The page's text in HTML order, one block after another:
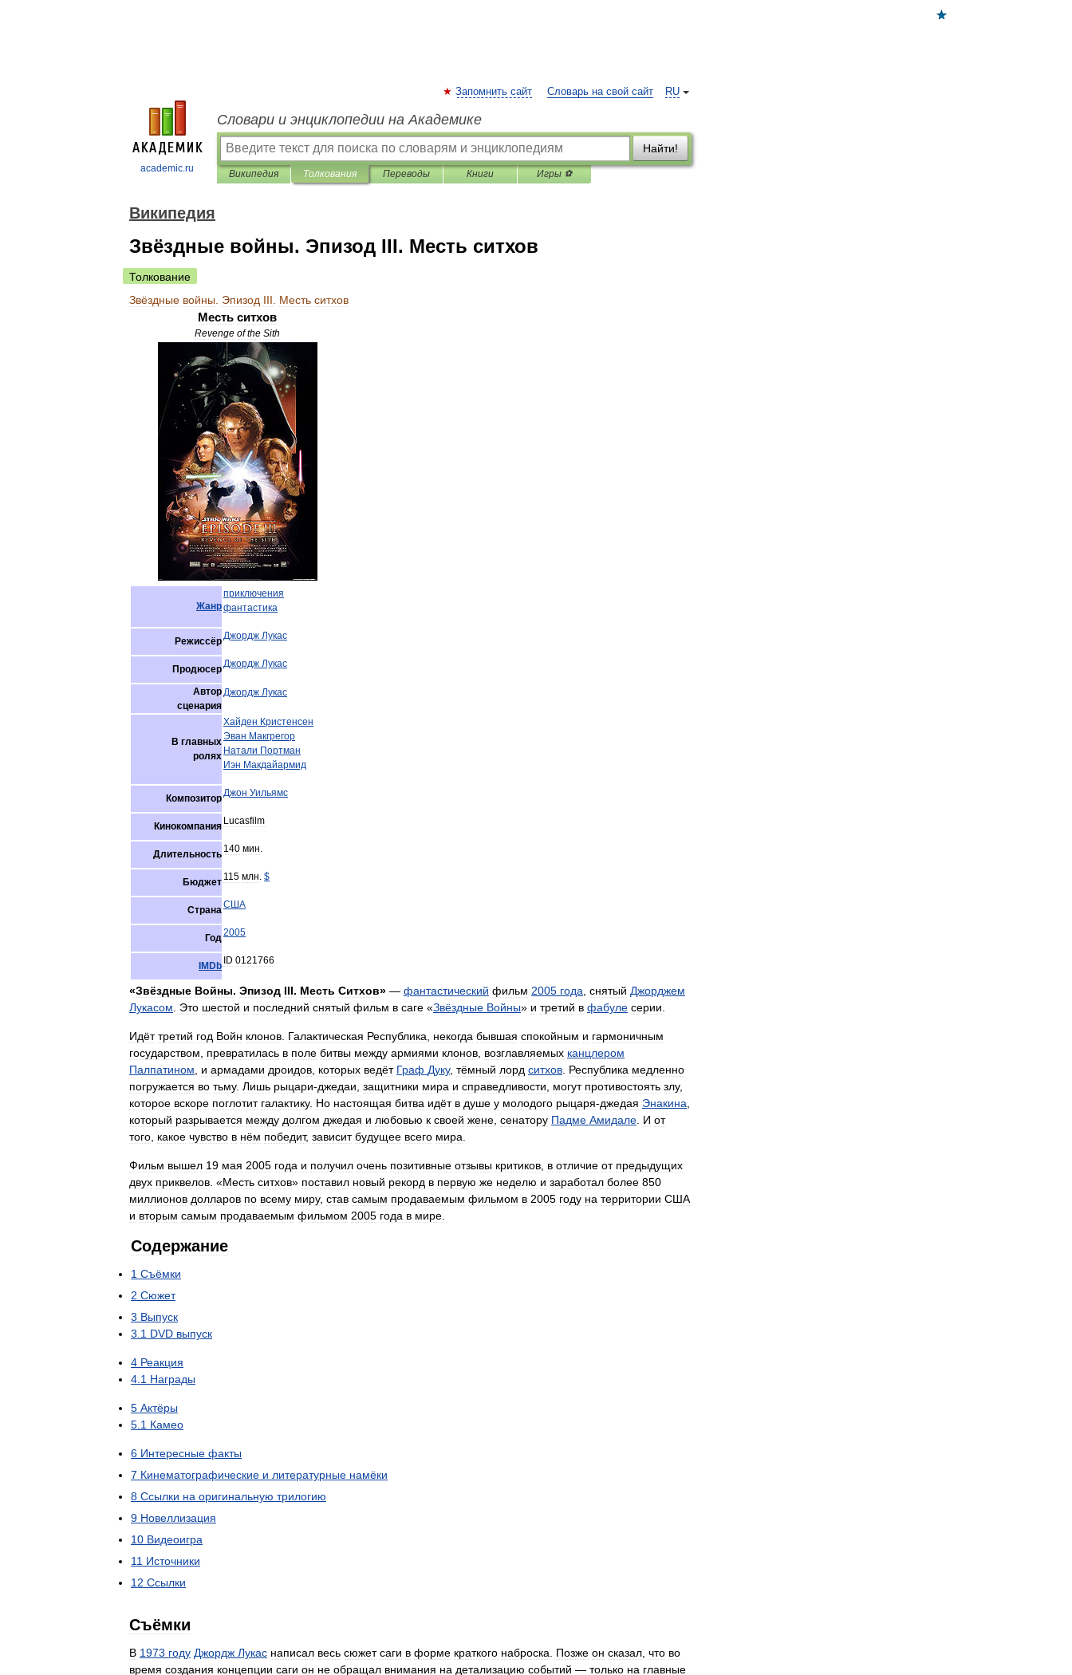
academic.ru
RU
Запомнить сайт Словарь на свой сайт
Словари и энциклопедии на Академике
Найти!
Википедия Толкования Переводы Книги Игры ⚽
Википедия
Звёздные войны. Эпизод III. Месть ситхов
Толкование
Звёздные войны Эпизод III Месть ситхов
Месть ситхов
Revenge of the Sith
Жанр
приключения
фантастика
РежиссёрДжордж Лукас
ПродюсерДжордж Лукас
Автор
сценария
Джордж Лукас
В главных
ролях
Хайден Кристенсен
Эван Макгрегор
Натали Портман
Иэн Макдайармид
КомпозиторДжон Уильямс
Кинокомпания Lucasfilm
Длительность 140 мин.
Бюджет 115 млн. $
СтранаСША
Год2005
IMDb ID 0121766
«Звёздные Войны. Эпизод III. Месть Ситхов» — фантастический фильм 2005 года снятый Джорджем
Лукасом
Это шестой и последний снятый фильм в саге «Звёздные Войны» и третий в фабуле серии
Идёт третий год Войн клонов Галактическая Республика некогда бывшая спокойным и гармоничным
государством
превратилась в поле битвы между армиями клонов возглавляемых канцлером
Палпатином
и армадами дроидов которых ведёт Граф Дуку, тёмный лорд ситхов Республика медленно
погружается во тьму. Лишь рыцари-джедаи защитники мира и справедливости могут противостоять злу,
которое вскоре поглотит галактику. Но настоящая битва идёт в душе у молодого рыцаря-джедая Энакина
который разрывается между долгом джедая и любовью к своей жене сенатору Падме Амидале И от
того какое чувство в нём победит, зависит будущее всего мира
Фильм вышел 19 мая 2005 года и получил очень позитивные отзывы критиков в отличие от предыдущих
двух приквелов . «Месть ситхов» поставил новый рекорд в первую же неделю и заработал более 850
миллионов долларов по всему миру, став самым продаваемым фильмом в 2005 году на территории США
и вторым самым продаваемым фильмом 2005 года в мире
Содержание
1 Съёмки
2 Сюжет
3 Выпуск
3 1 DVD выпуск
4 Реакция
4 1 Награды
5 Актёры
5 1 Камео
6 Интересные факты
7 Кинематографические и литературные намёки
8 Ссылки на оригинальную трилогию
9 Новеллизация
10 Видеоигра
11 Источники
12 Ссылки
Съёмки
В 1973 году Джордж Лукас написал весь сюжет саги в форме краткого наброска Позже он сказал что во
время создания концепции саги он не обращал внимания на детализацию событий — только на главные